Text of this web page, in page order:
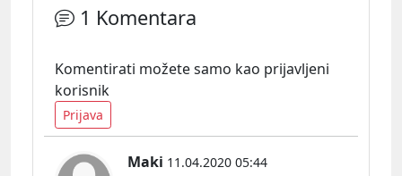
1 Komentara
Komentirati možete samo kao prijavljeni
korisnik
Prijava
Maki 11.04.2020 05:44